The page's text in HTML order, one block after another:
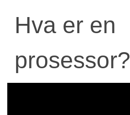
Hva er en
prosessor?